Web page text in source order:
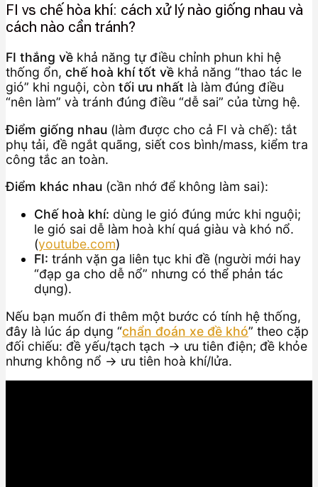
FI vs chế hòa khí: cách xử lý nào giống nhau và
cách nào cần tránh?
FI thắng về khả năng tự điều chỉnh phun khi hệ
thống ổn, chế hoà khí tốt về khả năng “thao tác le
gió” khi nguội, còn tối ưu nhất là làm đúng điều
“nên làm” và tránh đúng điều “dễ sai” của từng hệ.
Điểm giống nhau (làm được cho cả FI và chế): tắt
phụ tải, đề ngắt quãng, siết cos bình/mass, kiểm tra
công tắc an toàn.
Điểm khác nhau (cần nhớ để không làm sai):
Chế hoà khí: dùng le gió đúng mức khi nguội;
le gió sai dễ làm hoà khí quá giàu và khó nổ.
(youtube.com)
FI: tránh vặn ga liên tục khi đề (người mới hay
“đạp ga cho dễ nổ” nhưng có thể phản tác
dụng).
Nếu bạn muốn đi thêm một bước có tính hệ thống,
đây là lúc áp dụng “chẩn đoán xe đề khó” theo cặp
đối chiếu: đề yếu/tạch tạch → ưu tiên điện; đề khỏe
nhưng không nổ → ưu tiên hoà khí/lửa.